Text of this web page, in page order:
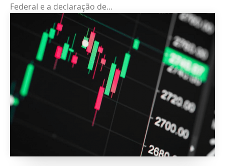
Federal e a declaração de...